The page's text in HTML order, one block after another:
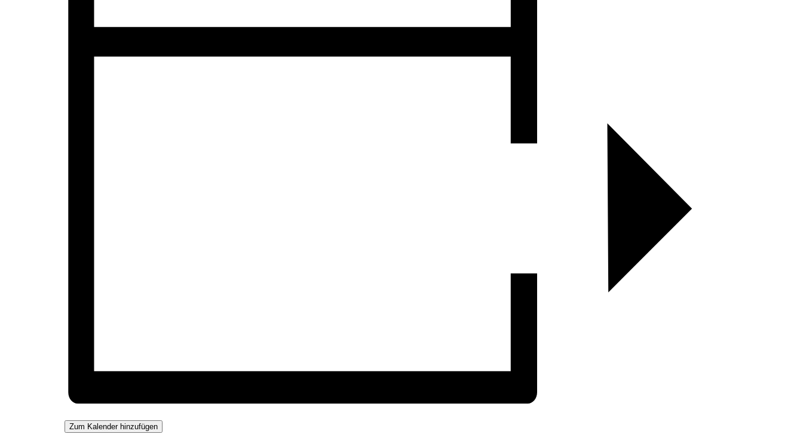
Zum Kalender hinzufügen